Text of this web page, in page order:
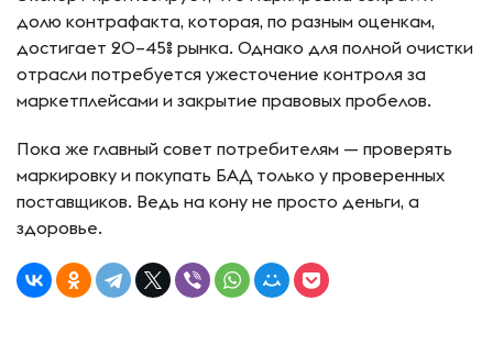
долю контрафакта, которая, по разным оценкам,
достигает 20–45% рынка. Однако для полной очистки
отрасли потребуется ужесточение контроля за
маркетплейсами и закрытие правовых пробелов.
Пока же главный совет потребителям — проверять
маркировку и покупать БАД только у проверенных
поставщиков. Ведь на кону не просто деньги, а
здоровье.